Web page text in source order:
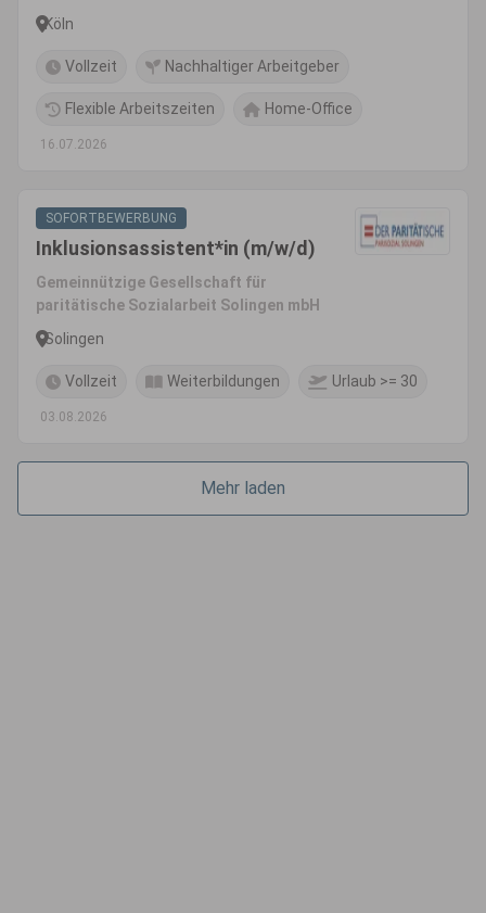
Köln
Vollzeit Nachhaltiger Arbeitgeber
Flexible Arbeitszeiten Home-Office
16.07.2026
SOFORTBEWERBUNG
Inklusionsassistent*in (m/w/d)
Gemeinnützige Gesellschaft für
paritätische Sozialarbeit Solingen mbH
Solingen
Vollzeit Weiterbildungen Urlaub >= 30
03.08.2026
Mehr laden